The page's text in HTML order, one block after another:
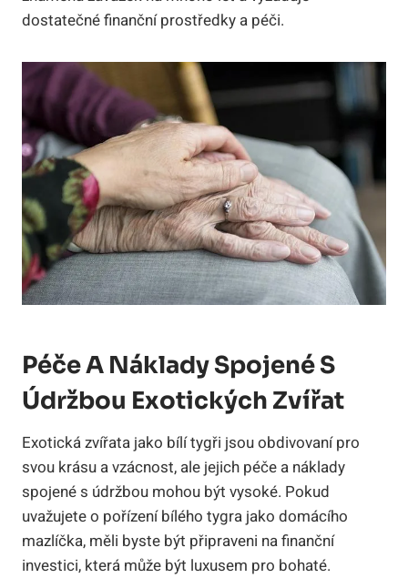
dostatečné finanční prostředky a ‍péči.
Péče A ⁣náklady Spojené S​
Údržbou Exotických Zvířat
Exotická zvířata​ jako bílí tygři jsou obdivovaní pro
svou krásu a vzácnost,​ ale jejich péče a náklady
spojené s‌ údržbou mohou být ​vysoké. Pokud
uvažujete o ⁣pořízení bílého tygra ​jako‌ domácího
mazlíčka, měli byste být připraveni na finanční
investici, která může být luxusem pro bohaté.